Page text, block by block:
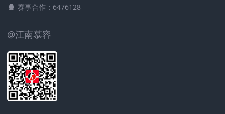
赛事合作：6476128
@江南慕容